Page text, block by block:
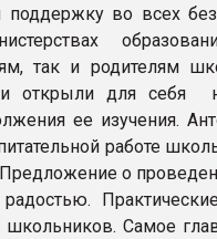
поддержку во всех
так и родителям
открыли для
ее изучения.
работе
о
Самое